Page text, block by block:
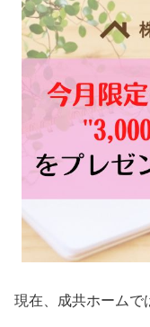
現在、成共ホームで